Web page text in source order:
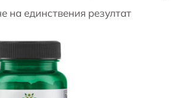
на единствения резултат